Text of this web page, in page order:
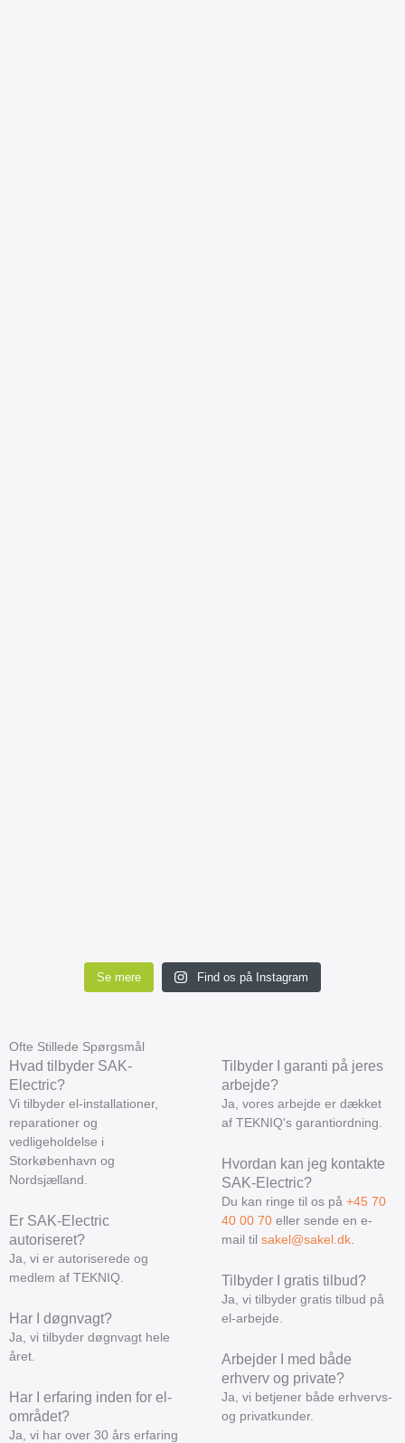
Se mere Find os på Instagram
Ofte Stillede Spørgsmål
Hvad tilbyder SAK-
Electric?
Vi tilbyder el-installationer,
reparationer og
vedligeholdelse i
Storkøbenhavn og
Nordsjælland.
Er SAK-Electric
autoriseret?
Ja, vi er autoriserede og
medlem af TEKNIQ.
Har I døgnvagt?
Ja, vi tilbyder døgnvagt hele
året.
Har I erfaring inden for el-
området?
Ja, vi har over 30 års erfaring
Tilbyder I garanti på jeres
arbejde?
Ja, vores arbejde er dækket
af TEKNIQ's garantiordning.
Hvordan kan jeg kontakte
SAK-Electric?
Du kan ringe til os på+45 70
40 00 70 eller sende en e-
mail tilsakel@sakel.dk
Tilbyder I gratis tilbud?
Ja, vi tilbyder gratis tilbud på
el-arbejde.
Arbejder I med både
erhverv og private?
Ja, vi betjener både erhvervs-
og privatkunder.